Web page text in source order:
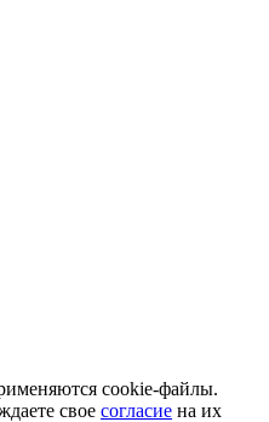
cookie-файлы.
свое согласие на их